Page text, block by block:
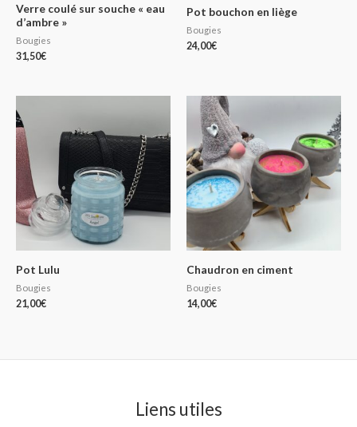
Verre coulé sur souche « eau
d’ambre »
Bougies
31,50€
Pot bouchon en liège
Bougies
24,00€
Pot Lulu
Bougies
21,00€
Chaudron en ciment
Bougies
14,00€
Liens utiles